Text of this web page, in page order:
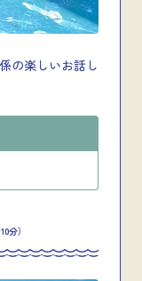
の楽しいお話し
分）